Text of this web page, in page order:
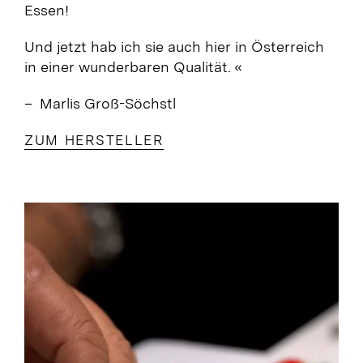
Essen!
Und jetzt hab ich sie auch hier in Österreich
in einer wunderbaren Qualität. «
– Marlis Groß-Söchstl
ZUM HERSTELLER